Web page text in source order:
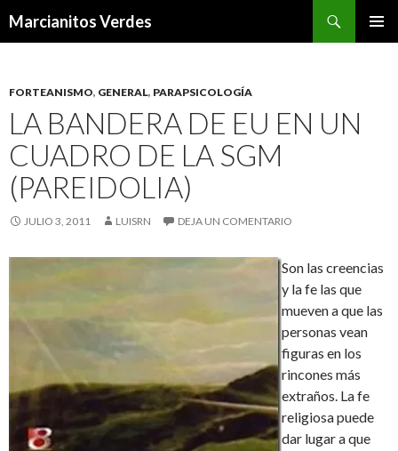
Marcianitos Verdes
FORTEANISMO, GENERAL, PARAPSICOLOGÍA
LA BANDERA DE EU EN UN
CUADRO DE LA SGM
(PAREIDOLIA)
JULIO 3, 2011 LUISRN DEJA UN COMENTARIO
Son las creencias
y la fe las que
mueven a que las
personas vean
figuras en los
rincones más
extraños. La fe
religiosa puede
dar lugar a que